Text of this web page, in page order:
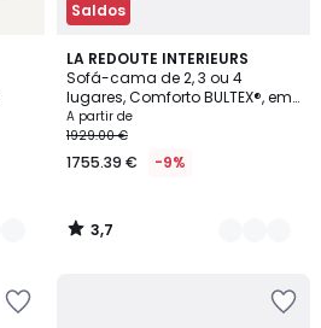
Saldos
LA REDOUTE INTERIEURS
Sofá-cama de 2, 3 ou 4
lugares, Comforto BULTEX®, em
poliéster, TIMOR
A partir de
1929.00 €
1755.39 € -9%
3,7
/ 5
3
Cores
3,7
/